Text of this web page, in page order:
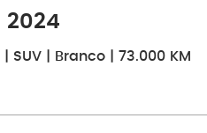
2024
SUV | Branco | 73.000 KM